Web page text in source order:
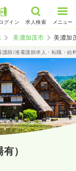
グイン 求人検索 メニュー
美濃加茂市 美濃加
護師/准看護師求人・転職・給
）